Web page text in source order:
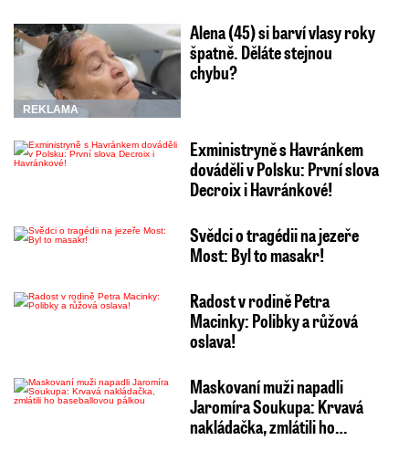
REKLAMA
Alena (45) si barví vlasy roky
špatně. Děláte stejnou
chybu?
Exministryně s Havránkem
dováděli v Polsku: První slova
Decroix i Havránkové!
Svědci o tragédii na jezeře
Most: Byl to masakr!
Radost v rodině Petra
Macinky: Polibky a růžová
oslava!
Maskovaní muži napadli
Jaromíra Soukupa: Krvavá
nakládačka, zmlátili ho…